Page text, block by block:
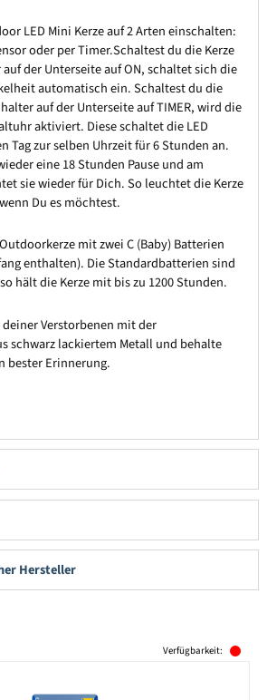
LED Mini Kerze auf 2 Arten einschalten:
oder per Timer.Schaltest du die Kerze
der Unterseite auf ON, schaltet sich die
automatisch ein. Schaltest du die
auf der Unterseite auf TIMER, wird die
aktiviert. Diese schaltet die LED
Tag zur selben Uhrzeit für 6 Stunden an.
eine 18 Stunden Pause und am
sie wieder für Dich. So leuchtet die Kerze
Du es möchtest.
mit zwei C (Baby) Batterien
enthalten). Die Standardbatterien sind
hält die Kerze mit bis zu 1200 Stunden.
deiner Verstorbenen mit der
schwarz lackiertem Metall und behalte
bester Erinnerung.
Hersteller
Verfügbarkeit: